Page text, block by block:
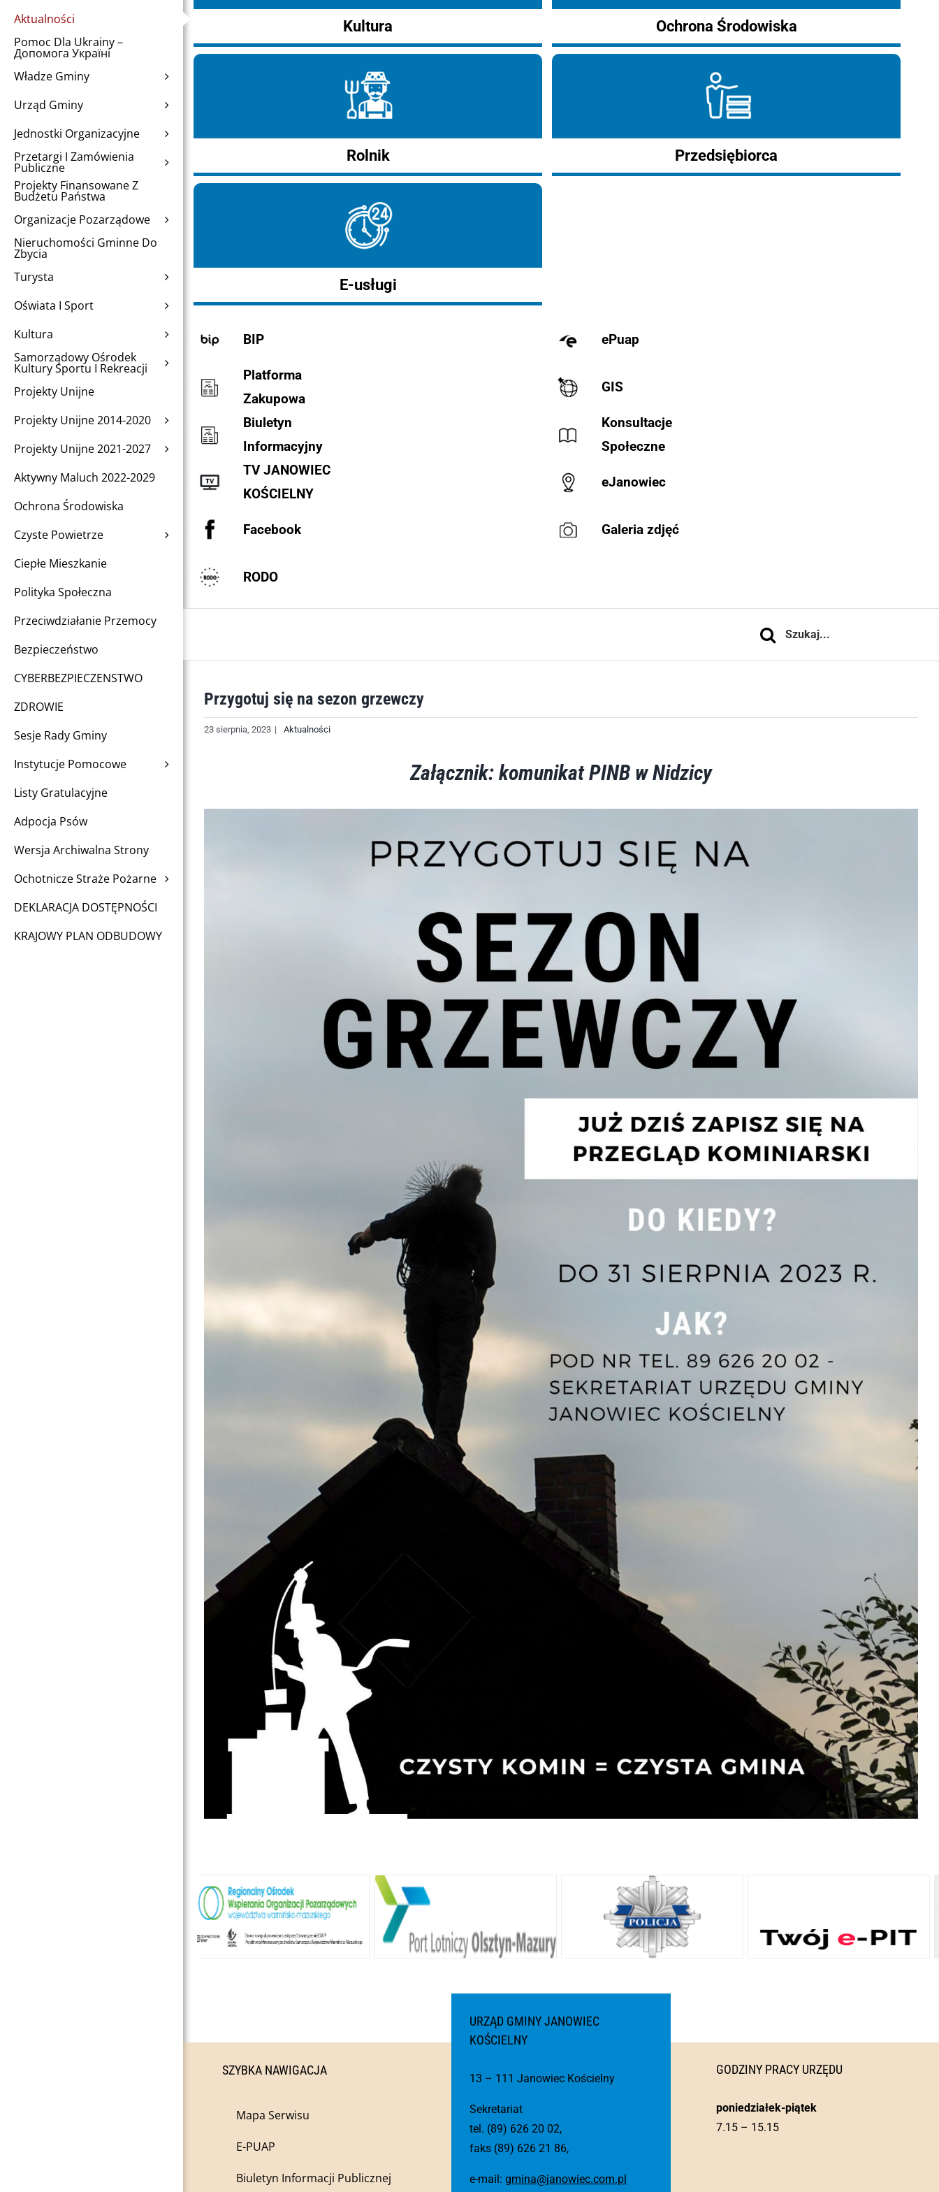
Aktualności
Pomoc Dla Ukrainy –
Допомога Україні
Władze Gminy
Urząd Gminy
Jednostki Organizacyjne
Przetargi I Zamówienia
Publiczne
Projekty Finansowane Z
Budżetu Państwa
Organizacje Pozarządowe
Nieruchomości Gminne Do
Zbycia
Turysta
Oświata I Sport
Kultura
Samorządowy Ośrodek
Kultury Sportu I Rekreacji
Projekty Unijne
Projekty Unijne 2014-2020
Projekty Unijne 2021-2027
Aktywny Maluch 2022-2029
Ochrona Środowiska
Czyste Powietrze
Ciepłe Mieszkanie
Polityka Społeczna
Przeciwdziałanie Przemocy
Bezpieczeństwo
CYBERBEZPIECZENSTWO
ZDROWIE
Sesje Rady Gminy
Instytucje Pomocowe
Listy Gratulacyjne
Adpocja Psów
Wersja Archiwalna Strony
Ochotnicze Straże Pożarne
DEKLARACJA DOSTĘPNOŚCI
KRAJOWY PLAN ODBUDOWY
Kultura Ochrona Środowiska
Rolnik Przedsiębiorca
E-usługi
BIP ePuap
Platforma
Zakupowa
GIS
Biuletyn
Informacyjny
Konsultacje
Społeczne
TV JANOWIEC
KOŚCIELNY
eJanowiec
Facebook Galeria zdjęć
RODO
Szukaj
Przygotuj się na sezon grzewczy
23 sierpnia, 2023 | Aktualności
Załącznik: komunikat PINB w Nidzicy
SZYBKA NAWIGACJA
Mapa Serwisu
E-PUAP
Biuletyn Informacji Publicznej
URZĄD GMINY JANOWIEC
KOŚCIELNY
13 – 111 Janowiec Kościelny
Sekretariat
tel. (89) 626 20 02,
faks (89) 626 21 86,
e-mail: gmina@janowiec.com.pl
GODZINY PRACY URZĘDU
poniedziałek-piątek
7.15 – 15.15